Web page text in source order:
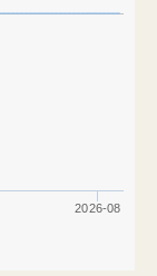
2026-08